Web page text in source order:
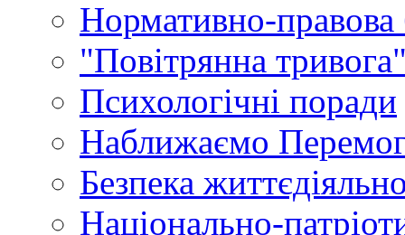
Нормативно-правова
"Повітрянна
Психологічні поради
Наближаємо
Безпека
Національно-